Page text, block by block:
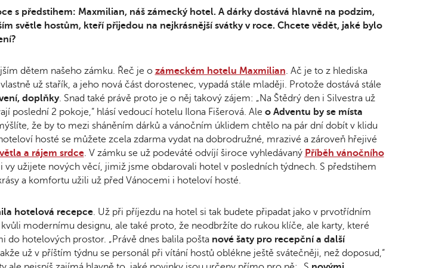
s předstihem: Maxmilian, náš zámecký hotel. A dárky dostává hlavně na podzim,
světle hostům, kteří přijedou na nejkrásnější svátky v roce. Chcete vědět, jaké bylo
dětem našeho zámku. Řeč je o zámeckém hotelu Maxmilian. Ač je to z hlediska
už stařík, a jeho nová část dorostenec, vypadá stále mlaději. Protože dostává stále
doplňky. Snad také právě proto je o něj takový zájem: „Na Štědrý den i Silvestra už
poslední 2 pokoje,“ hlásí vedoucí hotelu Ilona Fišerová. Ale o Adventu by se místa
že by to mezi sháněním dárků a vánočním úklidem chtělo na pár dní dobít v klidu
hosté se můžete zcela zdarma vydat na dobrodružné, mrazivé a zároveň hřejivé
a rájem srdce. V zámku se už podeváté odvíjí široce vyhledávaný Příběh vánočního
i vy užijete nových věcí, jimiž jsme obdarovali hotel v posledních týdnech. S předstihem
a komfortu užili už před Vánocemi i hoteloví hosté.
hotelová recepce. Už při příjezdu na hotel si tak budete připadat jako v prvotřídním
modernímu designu, ale také proto, že neodbržíte do rukou klíče, ale karty, které
do hotelových prostor. „Právě dnes balila pošta nové šaty pro recepční a další
už v příštím týdnu se personál při vítání hostů oblékne ještě svátečněji, než doposud,“